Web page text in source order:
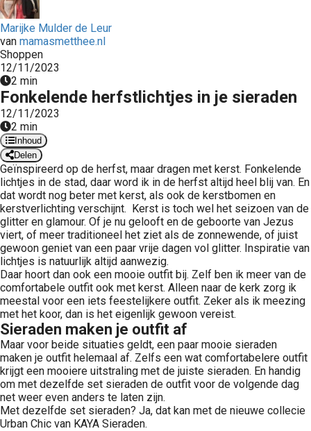
Marijke Mulder de Leur
van mamasmetthee.nl
Shoppen
12/11/2023
2 min
Fonkelende herfstlichtjes in je sieraden
12/11/2023
2 min
Inhoud
Delen
Geïnspireerd op de herfst, maar dragen met kerst. Fonkelende
lichtjes in de stad, daar word ik in de herfst altijd heel blij van. En
dat wordt nog beter met kerst, als ook de kerstbomen en
kerstverlichting verschijnt. Kerst is toch wel het seizoen van de
glitter en glamour. Of je nu gelooft en de geboorte van Jezus
viert, of meer traditioneel het ziet als de zonnewende, of juist
gewoon geniet van een paar vrije dagen vol glitter. Inspiratie van
lichtjes is natuurlijk altijd aanwezig.
Daar hoort dan ook een mooie outfit bij. Zelf ben ik meer van de
comfortabele outfit ook met kerst. Alleen naar de kerk zorg ik
meestal voor een iets feestelijkere outfit. Zeker als ik meezing
met het koor, dan is het eigenlijk gewoon vereist.
Sieraden maken je outfit af
Maar voor beide situaties geldt, een paar mooie sieraden
maken je outfit helemaal af. Zelfs een wat comfortabelere outfit
krijgt een mooiere uitstraling met de juiste sieraden. En handig
om met dezelfde set sieraden de outfit voor de volgende dag
net weer even anders te laten zijn.
Met dezelfde set sieraden? Ja, dat kan met de nieuwe collecie
Urban Chic van KAYA Sieraden.
de
Hierdoor
website-
van